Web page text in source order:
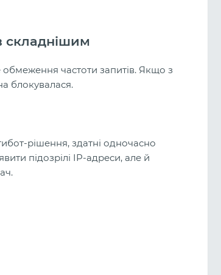
складнішим
обмеження частоти запитів. Якщо з
блокувалася.
рішення, здатні одночасно
підозрілі IP-адреси, але й
Арбітраж на беттинг у 2026 році: Чи